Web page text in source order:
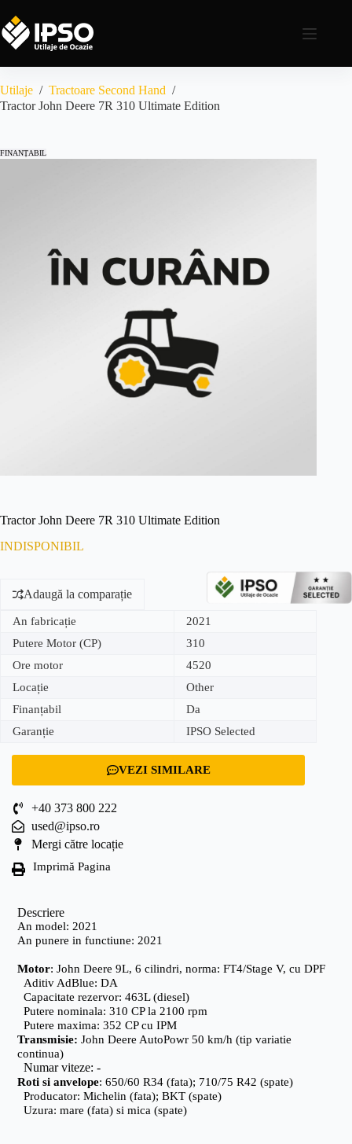
Utilaje / Tractoare Second Hand /
Tractor John Deere 7R 310 Ultimate Edition
FINANȚABIL
Tractor John Deere 7R 310 Ultimate Edition
INDISPONIBIL
Adaugă la comparație
An fabricație
2021
Putere Motor (CP)
310
Ore motor
4520
Locație
Other
Finanțabil
Da
Garanție
IPSO Selected
VEZI SIMILARE
+40 373 800 222
used@ipso.ro
Mergi către locație
Imprimă Pagina
Descriere
An model: 2021
An punere in functiune: 2021
Motor: John Deere 9L, 6 cilindri, norma: FT4/Stage V, cu DPF
Aditiv AdBlue: DA
Capacitate rezervor: 463L (diesel)
Putere nominala: 310 CP la 2100 rpm
Putere maxima: 352 CP cu IPM
Transmisie:John Deere AutoPowr 50 km/h (tip variatie
continua)
Numar viteze: -
Roti si anvelope: 650/60 R34 (fata); 710/75 R42 (spate)
Producator: Michelin (fata); BKT (spate)
Uzura: mare (fata) si mica (spate)